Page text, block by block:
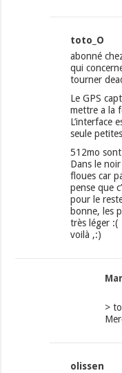
toto_O
abonné
qui
tourner
Le GPS
mettre a la
L’interface
seule
512mo
Dans le
floues car
pense que
pour le
bonne, les
très léger :(
voilà ,:)
>
olissen